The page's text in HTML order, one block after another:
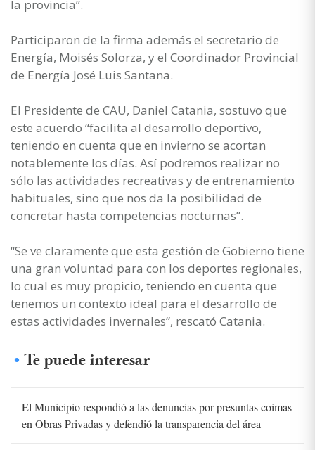
la provincia”.
Participaron de la firma además el secretario de
Energía, Moisés Solorza, y el Coordinador Provincial
de Energía José Luis Santana.
El Presidente de CAU, Daniel Catania, sostuvo que
este acuerdo “facilita al desarrollo deportivo,
teniendo en cuenta que en invierno se acortan
notablemente los días. Así podremos realizar no
sólo las actividades recreativas y de entrenamiento
habituales, sino que nos da la posibilidad de
concretar hasta competencias nocturnas”.
“Se ve claramente que esta gestión de Gobierno tiene
una gran voluntad para con los deportes regionales,
lo cual es muy propicio, teniendo en cuenta que
tenemos un contexto ideal para el desarrollo de
estas actividades invernales”, rescató Catania.
Te puede interesar
El Municipio respondió a las denuncias por presuntas coimas
en Obras Privadas y defendió la transparencia del área